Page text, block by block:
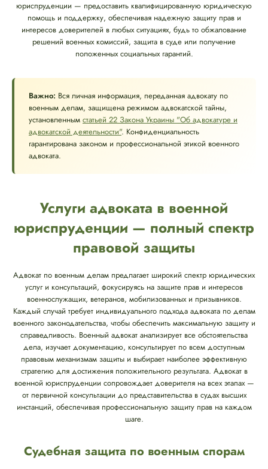
юриспруденции — предоставить квалифицированную юридическую
помощь и поддержку, обеспечивая надежную защиту прав и
интересов доверителей в любых ситуациях, будь то обжалование
решений военных комиссий, защита в суде или получение
положенных социальных гарантий.
Важно: Вся личная информация, переданная адвокату по
военным делам, защищена режимом адвокатской тайны,
установленным статьей 22 Закона Украины "Об адвокатуре и
адвокатской деятельности". Конфиденциальность
гарантирована законом и профессиональной этикой военного
адвоката.
Услуги адвоката в военной
юриспруденции — полный спектр
правовой защиты
Адвокат по военным делам предлагает широкий спектр юридических
услуг и консультаций, фокусируясь на защите прав и интересов
военнослужащих, ветеранов, мобилизованных и призывников.
Каждый случай требует индивидуального подхода адвоката по делам
военного законодательства, чтобы обеспечить максимальную защиту и
справедливость. Военный адвокат анализирует все обстоятельства
дела, изучает документацию, консультирует по всем доступным
правовым механизмам защиты и выбирает наиболее эффективную
стратегию для достижения положительного результата. Адвокат в
военной юриспруденции сопровождает доверителя на всех этапах —
от первичной консультации до представительства в судах высших
инстанций, обеспечивая профессиональную защиту прав на каждом
шаге.
Судебная защита по военным спорам